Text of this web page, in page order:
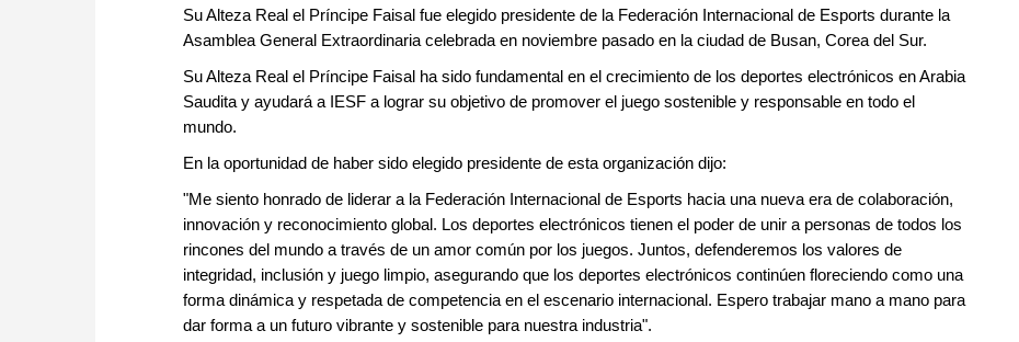
Su Alteza Real el Príncipe Faisal fue elegido presidente de la Federación Internacional de Esports durante la
Asamblea General Extraordinaria celebrada en noviembre pasado en la ciudad de Busan, Corea del Sur.
Su Alteza Real el Príncipe Faisal ha sido fundamental en el crecimiento de los deportes electrónicos en Arabia
Saudita y ayudará a IESF a lograr su objetivo de promover el juego sostenible y responsable en todo el
mundo.
En la oportunidad de haber sido elegido presidente de esta organización dijo:
"Me siento honrado de liderar a la Federación Internacional de Esports hacia una nueva era de colaboración,
innovación y reconocimiento global. Los deportes electrónicos tienen el poder de unir a personas de todos los
rincones del mundo a través de un amor común por los juegos. Juntos, defenderemos los valores de
integridad, inclusión y juego limpio, asegurando que los deportes electrónicos continúen floreciendo como una
forma dinámica y respetada de competencia en el escenario internacional. Espero trabajar mano a mano para
dar forma a un futuro vibrante y sostenible para nuestra industria".